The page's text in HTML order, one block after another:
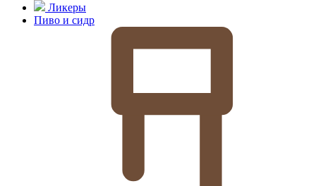
Ликеры
Пиво и сидр